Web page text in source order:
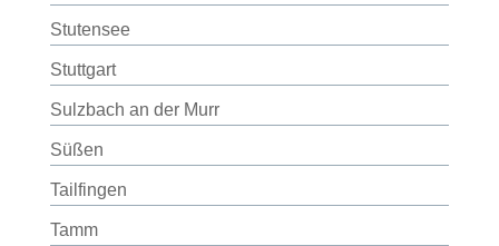
Stutensee
Stuttgart
Sulzbach an der Murr
Süßen
Tailfingen
Tamm